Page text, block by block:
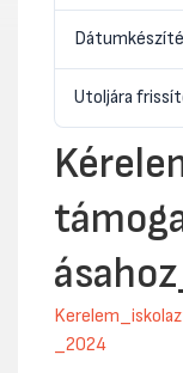
Utoljára
_2024